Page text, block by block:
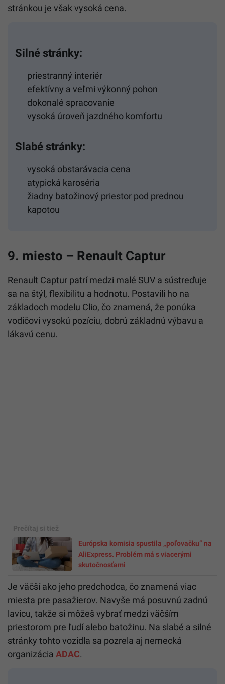
stránkou je však vysoká cena.
Silné stránky:
priestranný interiér
efektívny a veľmi výkonný pohon
dokonalé spracovanie
vysoká úroveň jazdného komfortu
Slabé stránky:
vysoká obstarávacia cena
atypická karoséria
žiadny batožinový priestor pod prednou
kapotou
9. miesto – Renault Captur
Renault Captur patrí medzi malé SUV a sústreďuje
sa na štýl, flexibilitu a hodnotu. Postavili ho na
základoch modelu Clio, čo znamená, že ponúka
vodičovi vysokú pozíciu, dobrú základnú výbavu a
lákavú cenu.
Európska komisia spustila „poľovačku“ na
AliExpress. Problém má s viacerými
skutočnosťami
Je väčší ako jeho predchodca, čo znamená viac
miesta pre pasažierov. Navyše má posuvnú zadnú
lavicu, takže si môžeš vybrať medzi väčším
priestorom pre ľudí alebo batožinu. Na slabé a silné
stránky tohto vozidla sa pozrela aj nemecká
organizácia ADAC.